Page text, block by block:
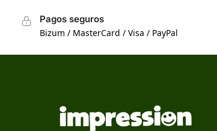
Pagos seguros
Bizum / MasterCard / Visa / PayPal